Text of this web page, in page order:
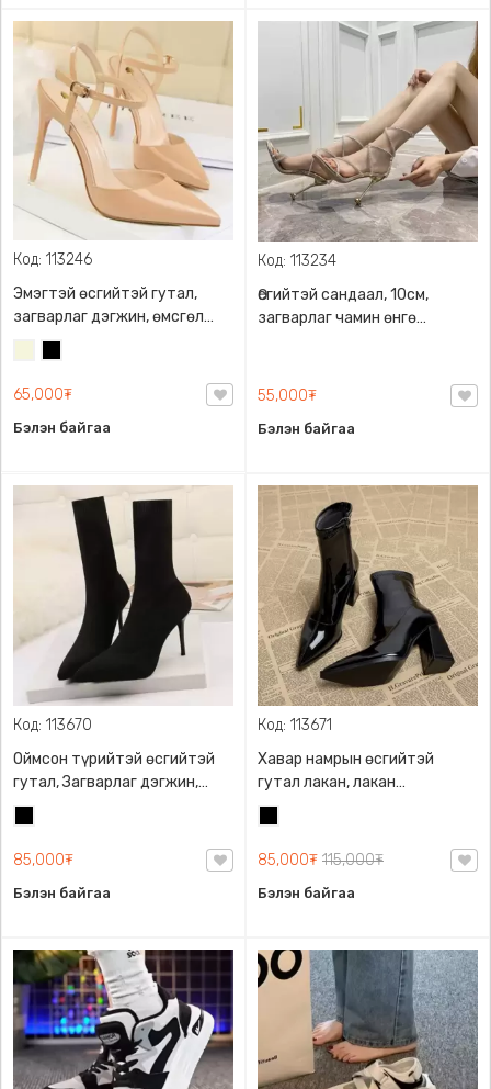
Код: 113246
Эмэгтэй өсгийтэй гутал,
загварлаг дэгжин, өмсгөл
эвтэйхэн, 9см өндөр
өсгийтэй, 2 өнгөний
сонголттой
/
Бэйж/
65,000₮
Бэлэн байгаа
Код: 113234
Өсгийтэй сандаал, 10см,
загварлаг чамин өнгө
55,000₮
Бэлэн байгаа
Код: 113670
Оймсон түрийтэй өсгийтэй
гутал, Загварлаг дэгжин,
хөлд эвтэйхэн, 9см
85,000₮
Бэлэн байгаа
Код: 113671
Хавар намрын өсгийтэй
гутал лакан, лакан
материалтай, 8см өсгийтэй
хөлд эвтэйхэн
85,000₮ 115,000₮
Бэлэн байгаа